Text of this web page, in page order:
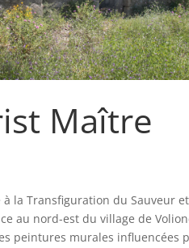
Maître
à la Transfiguration du Sauveur
au nord-est du village de
peintures murales influencées